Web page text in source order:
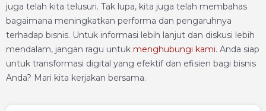
juga telah kita telusuri. Tak lupa, kita juga telah membahas
bagaimana meningkatkan performa dan pengaruhnya
terhadap bisnis. Untuk informasi lebih lanjut dan diskusi lebih
mendalam, jangan ragu untuk menghubungi kami. Anda siap
untuk transformasi digital yang efektif dan efisien bagi bisnis
Anda? Mari kita kerjakan bersama.